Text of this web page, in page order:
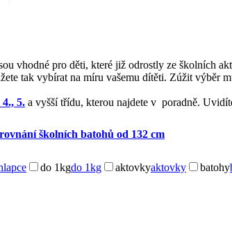
vhodné pro děti, které již odrostly ze školních
tak vybírat na míru vašemu dítěti. Zúžit výběr
5. a vyšší třídu, kterou najdete v poradně.
školních batohů od 132 cm
do 1kgdo 1kg aktovkyaktovky batohy